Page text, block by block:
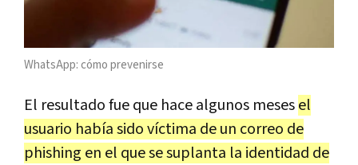
WhatsApp: cómo prevenirse
El resultado fue que hace algunos mesesel
usuario había sido víctima de un correo de
phishing en el que se suplanta la identidad de